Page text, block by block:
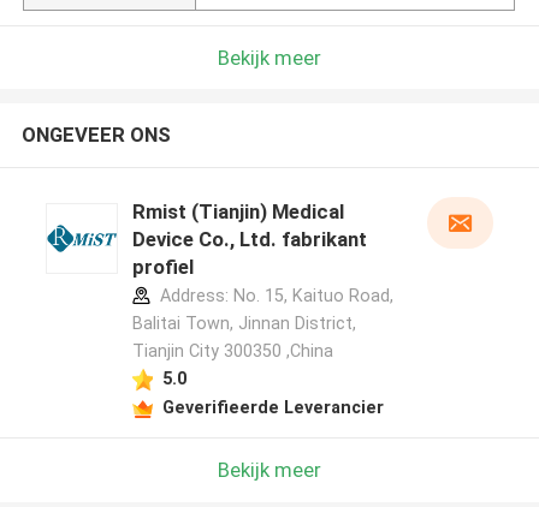
Bekijk meer
ONGEVEER ONS
Rmist (Tianjin) Medical
Device Co., Ltd. fabrikant
profiel
Address: No. 15, Kaituo Road,
Balitai Town, Jinnan District,
Tianjin City 300350 ,China
5.0
Geverifieerde Leverancier
Bekijk meer